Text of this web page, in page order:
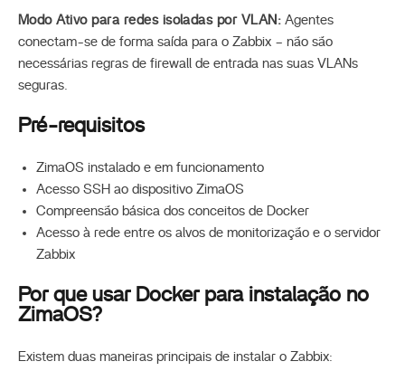
Modo Ativo para redes isoladas por VLAN: Agentes
conectam-se de forma saída para o Zabbix – não são
necessárias regras de firewall de entrada nas suas VLANs
seguras.
Pré-requisitos
ZimaOS instalado e em funcionamento
Acesso SSH ao dispositivo ZimaOS
Compreensão básica dos conceitos de Docker
Acesso à rede entre os alvos de monitorização e o servidor
Zabbix
Por que usar Docker para instalação no
ZimaOS?
Existem duas maneiras principais de instalar o Zabbix: